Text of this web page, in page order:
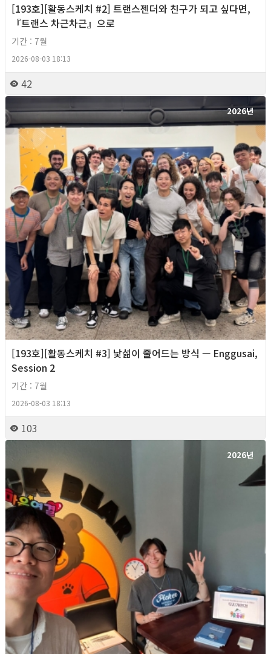
[193호][활동스케치 #2] 트랜스젠더와 친구가 되고 싶다면,
『트랜스 차근차근』으로
기간 : 7월
2026-08-03 18:13
42
2026년
[193호][활동스케치 #3] 낯섦이 줄어드는 방식 — Enggusai,
Session 2
기간 : 7월
2026-08-03 18:13
103
2026년